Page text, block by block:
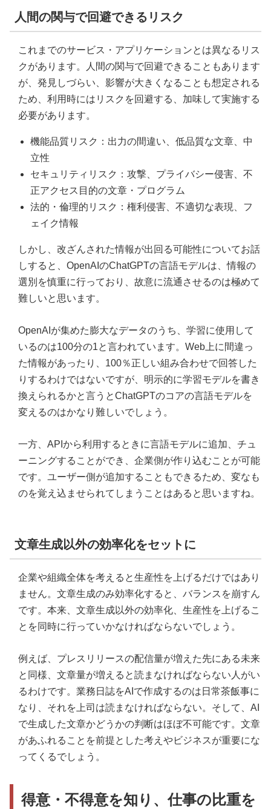
人間の関与で回避できるリスク
これまでのサービス・アプリケーションとは異なるリス
クがあります。人間の関与で回避できることもあります
が、発見しづらい、影響が大きくなることも想定される
ため、利用時にはリスクを回避する、加味して実施する
必要があります。
機能品質リスク：出力の間違い、低品質な文章、中
立性
セキュリティリスク：攻撃、プライバシー侵害、不
正アクセス目的の文章・プログラム
法的・倫理的リスク：権利侵害、不適切な表現、フ
ェイク情報
しかし、改ざんされた情報が出回る可能性についてお話
しすると、OpenAIのChatGPTの言語モデルは、情報の
選別を慎重に行っており、故意に流通させるのは極めて
難しいと思います。
OpenAIが集めた膨大なデータのうち、学習に使用して
いるのは100分の1と言われています。Web上に間違っ
た情報があったり、100％正しい組み合わせで回答した
りするわけではないですが、明示的に学習モデルを書き
換えられるかと言うとChatGPTのコアの言語モデルを
変えるのはかなり難しいでしょう。
一方、APIから利用するときに言語モデルに追加、チュ
ーニングすることができ、企業側が作り込むことが可能
です。ユーザー側が追加することもできるため、変なも
のを覚え込ませられてしまうことはあると思いますね。
文章生成以外の効率化をセットに
企業や組織全体を考えると生産性を上げるだけではあり
ません。文章生成のみ効率化すると、バランスを崩すん
です。本来、文章生成以外の効率化、生産性を上げるこ
とを同時に行っていかなければならないでしょう。
例えば、プレスリリースの配信量が増えた先にある未来
と同様、文章量が増えると読まなければならない人がい
るわけです。業務日誌をAIで作成するのは日常茶飯事に
なり、それを上司は読まなければならない。そして、AI
で生成した文章かどうかの判断はほぼ不可能です。文章
があふれることを前提とした考えやビジネスが重要にな
ってくるでしょう。
得意・不得意を知り、仕事の比重を